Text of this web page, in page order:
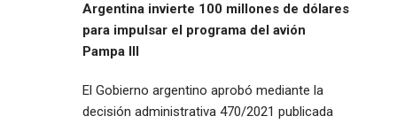
Argentina invierte 100 millones de dólares
para impulsar el programa del avión
Pampa III
El Gobierno argentino aprobó mediante la
decisión administrativa 470/2021 publicada